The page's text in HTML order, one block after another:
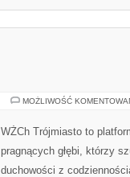
MOŻLIWOŚĆ
WŻCh Trójmiasto to
pragnących głębi, którzy
duchowości z